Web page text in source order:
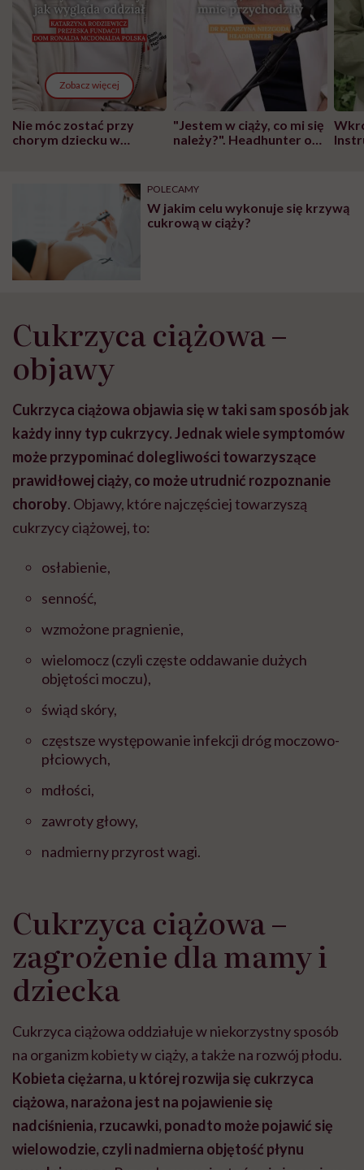
Zobacz więcej
Nie móc zostać przy
chorym dziecku w
"Jestem w ciąży, co mi się
należy?". Headhunter o
pracy
POLECAMY
W jakim celu wykonuje się krzywą
cukrową w ciąży?
Cukrzyca ciążowa –
objawy
Cukrzyca ciążowa objawia się w taki sam sposób jak
każdy inny typ cukrzycy. Jednak wiele symptomów
może przypominać dolegliwości towarzyszące
prawidłowej ciąży, co może utrudnić rozpoznanie
choroby. Objawy, które najczęściej towarzyszą
cukrzycy ciążowej, to:
osłabienie,
senność,
wzmożone pragnienie,
wielomocz (czyli częste oddawanie dużych
objętości moczu),
świąd skóry,
częstsze występowanie infekcji dróg moczowo-
płciowych,
mdłości,
zawroty głowy,
nadmierny przyrost wagi.
Cukrzyca ciążowa –
zagrożenie dla mamy i
dziecka
Cukrzyca ciążowa oddziałuje w niekorzystny sposób
na organizm kobiety w ciąży, a także na rozwój płodu.
Kobieta ciężarna, u której rozwija się cukrzyca
ciążowa, narażona jest na pojawienie się
nadciśnienia, rzucawki, ponadto może pojawić się
wielowodzie, czyli nadmierna objętość płynu